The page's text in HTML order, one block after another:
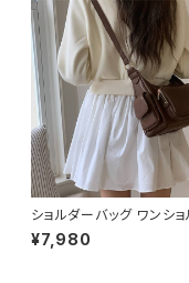
ショルダーバッグ ワンショ
バッグ レディース バッグ
斜めがけ クロスボディ お
¥7,980